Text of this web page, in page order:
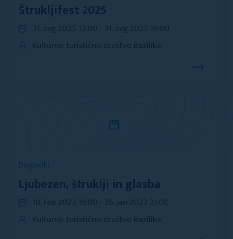
Štrukljifest 2025
Dogodki
Ljubezen, štruklji in glasba